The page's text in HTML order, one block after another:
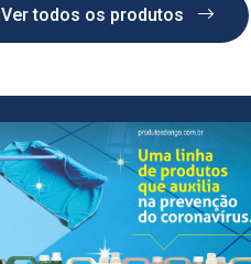
Ver todos os produtos